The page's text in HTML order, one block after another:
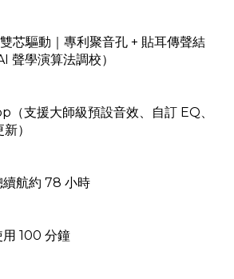
芯驅動｜專利聚音孔 + 貼耳傳聲結
學演算法調校）
（支援大師級預設音效、自訂 EQ、
）
續航約 78 小時
用 100 分鐘